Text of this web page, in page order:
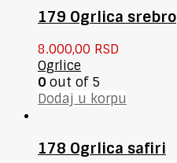
179 Ogrlica srebro
8.000,00 RSD
Ogrlice
0 out of 5
Dodaj u korpu
178 Ogrlica safiri